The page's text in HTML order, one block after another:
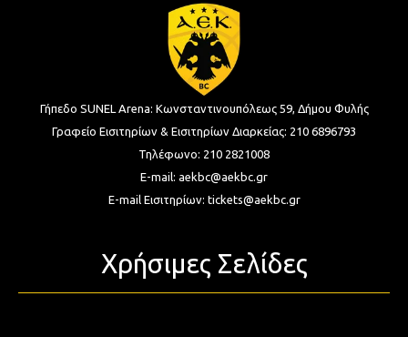
Γήπεδο SUNEL Arena: Κωνσταντινουπόλεως 59, Δήμου Φυλής
Γραφείο Εισιτηρίων & Εισιτηρίων Διαρκείας: 210 6896793
Τηλέφωνο: 210 2821008
E-mail: aekbc@aekbc.gr
E-mail Εισιτηρίων: tickets@aekbc.gr
Χρήσιμες Σελίδες